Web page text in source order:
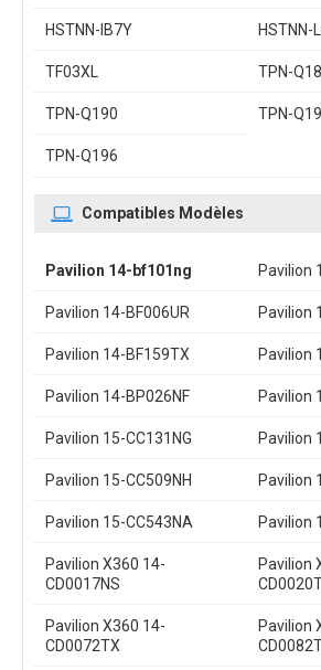
HSTNN-IB7Y HSTNN-
TF03XL TPN-
TPN-Q190 TPN-
TPN-Q196
Compatibles Modèles
Pavilion 14-bf101ng Pavilion
Pavilion 14-BF006UR Pavilion
Pavilion 14-BF159TX Pavilion
Pavilion 14-BP026NF Pavilion
Pavilion 15-CC131NG Pavilion
Pavilion 15-CC509NH Pavilion
Pavilion 15-CC543NA Pavilion
Pavilion X360 14-
CD0017NS
Pavilion
Pavilion X360 14-
CD0072TX
Pavilion